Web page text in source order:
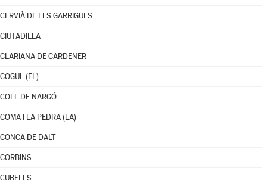
CERVIÀ DE LES GARRIGUES
CIUTADILLA
CLARIANA DE CARDENER
COGUL (EL)
COLL DE NARGÓ
COMA I LA PEDRA (LA)
CONCA DE DALT
CORBINS
CUBELLS